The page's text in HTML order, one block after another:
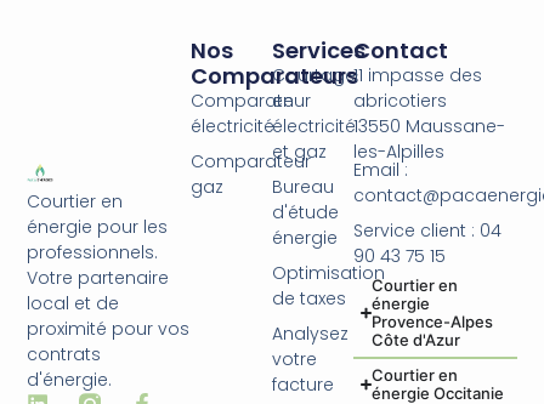
Courtier en
énergie pour les
professionnels.
Votre partenaire
local et de
proximité pour vos
contrats
d'énergie.
Services
Courtage
en
électricité
et gaz
Bureau
d'étude
énergie
Optimisation
de taxes
Analysez
votre
facture
Nos
Comparateurs
Comparateur
électricité
Comparateur
gaz
Contact
11 impasse des
abricotiers
13550 Maussane-
les-Alpilles
Email :
Service client : 04
90 43 75 15
Courtier en
énergie
Provence-Alpes
Côte d'Azur
Courtier en
énergie Occitanie